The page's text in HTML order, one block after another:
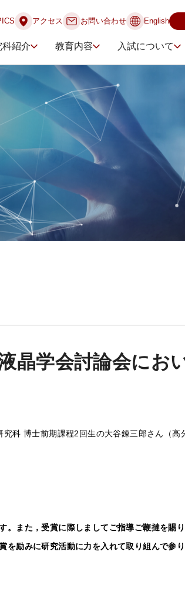
科紹介 教育内容 入試について
アクセス お問い合わせ English
晶学会討論会にお
博士前期課程2回生の大谷錬三郎さん（高
また，受賞に際しましてご指導ご鞭撻を賜
励みに研究活動に力を入れて取り組んで参り